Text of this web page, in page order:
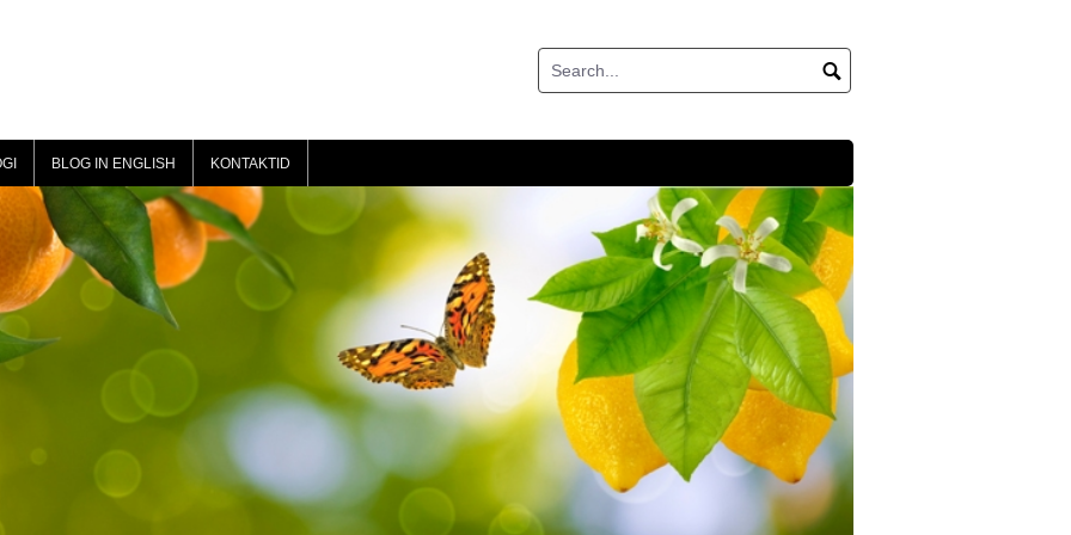
BLOG IN ENGLISH KONTAKTID